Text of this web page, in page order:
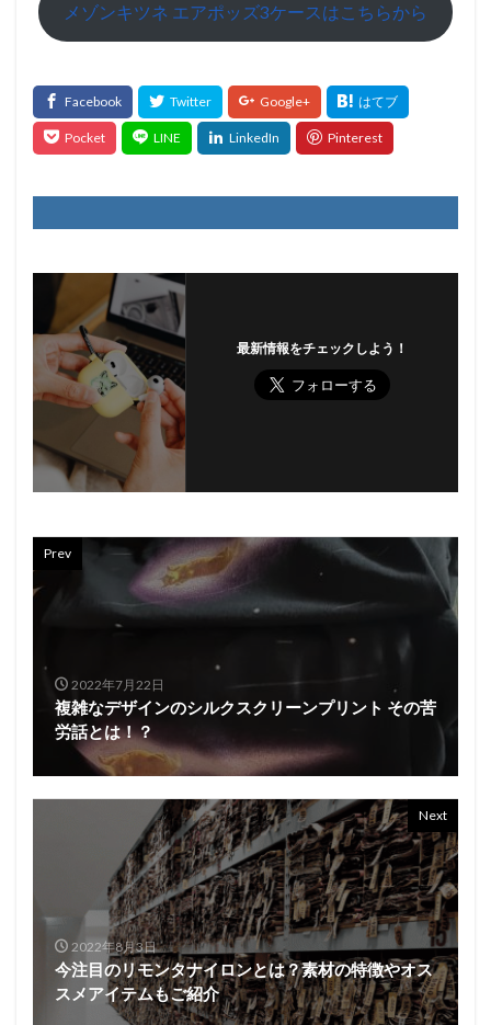
メゾンキツネ エアポッズ3ケースはこちらから
最新情報をチェックしよう！
Prev
2022年7月22日
複雑なデザインのシルクスクリーンプリント その苦
労話とは！？
Next
2022年8月3日
今注目のリモンタナイロンとは？素材の特徴やオス
スメアイテムもご紹介